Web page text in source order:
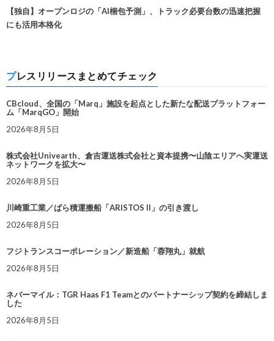
【独自】オープンロジの「AI梱包予測」、トラック必要台数の迅速把握
にも活用本格化
プレスリリースまとめてチェック
CBcloud、全国の「Marq」施設を起点とした新たな配送プラットフォー
ム「MarqGO」開始
2026年8月5日
株式会社Univearth、倉吉運送株式会社と資本提携〜山陰エリアへ実運送
ネットワークを拡大〜
2026年8月5日
川崎重工業／ばら積運搬船「ARISTOS II」の引き渡し
2026年8月5日
フジトランスコーポレーション／新造船「蓉翔丸」就航
2026年8月5日
ネバーマイル：TGR Haas F1 Teamとのパートナーシップ契約を締結しま
した
2026年8月5日